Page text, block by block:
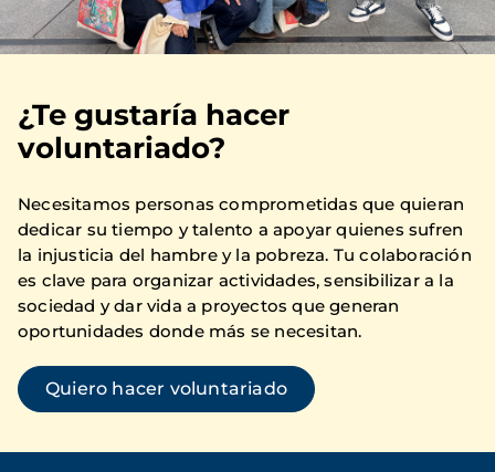
¿Te gustaría hacer
voluntariado?
Necesitamos personas comprometidas que quieran
dedicar su tiempo y talento a apoyar quienes sufren
la injusticia del hambre y la pobreza. Tu colaboración
es clave para organizar actividades, sensibilizar a la
sociedad y dar vida a proyectos que generan
oportunidades donde más se necesitan.
Quiero hacer voluntariado